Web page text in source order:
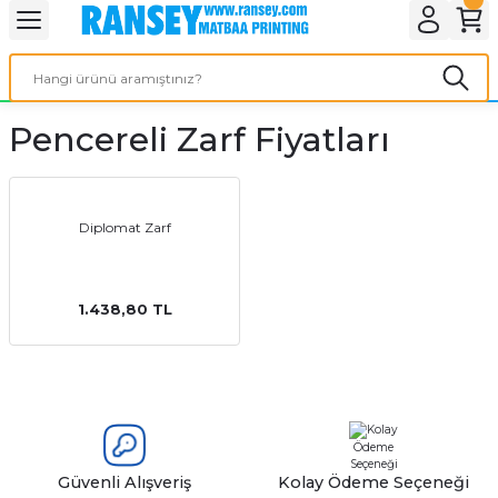
Geri Dön
Geri Dön
Geri Dön
Geri Dön
Ürünleri
Geri Dön
Geri Dön
Geri Dön
Pencereli Zarf Fiyatları
Diplomat Zarf
1.438,80 TL
Güvenli Alışveriş Kolay Ödeme Seçeneği